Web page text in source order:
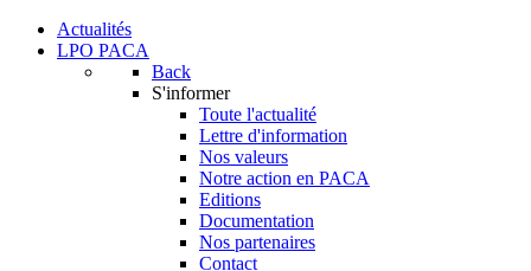
Actualités
LPO PACA
Back
S'informer
Toute l'actualité
Lettre d'information
Nos valeurs
Notre action en PACA
Editions
Documentation
Nos partenaires
Contact